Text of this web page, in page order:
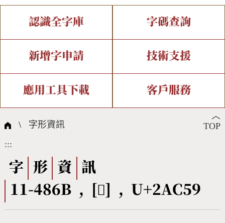
認識全字庫
全字庫介紹 全字庫現況
中文碼介紹 專有名詞介紹
國際字碼相關組織
字碼查詢
IDS查詢 部件查詢
複合查詢 注音查詢
筆畫查詢
筆順序查詢
CNS查詢 Unicode查詢
新增字申請
新字申請處理流程
技術支援
字形即時顯示 造字解決方案
全字庫授權 轉碼Web Service
應用工具下載
個人電腦造字處理工具
字形下載
客戶服務
問題集
熱門查詢統計
︿
TOP
\ 字形資訊
:::
字 形 資
訊
11-486B , [𪱙] , U+2AC59